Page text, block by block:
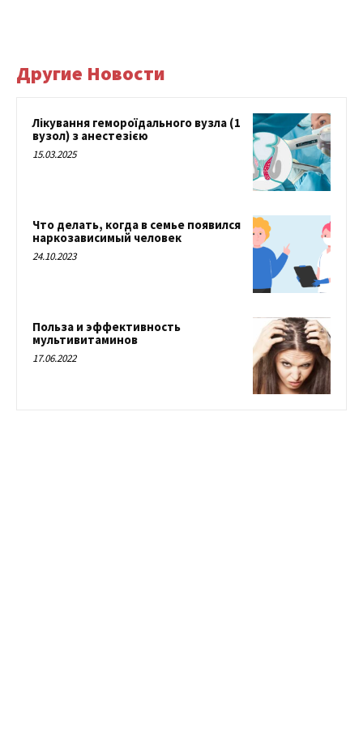
Другие Новости
Лікування гемороїдального вузла (1
вузол) з анестезією
15.03.2025
Что делать, когда в семье появился
наркозависимый человек
24.10.2023
Польза и эффективность
мультивитаминов
17.06.2022